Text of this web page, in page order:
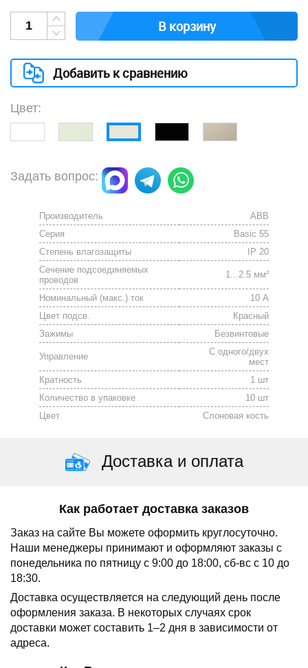
В корзину
Добавить к сравнению
Цвет:
Задать вопрос:
Производитель
ABB
Серия
Basic 55
Степень влагозащиты
IP 20
Сечение подсоединяемых
проводов
1...2.5 мм²
Номинальный (макс.) ток
10 А
Цвет подсв.
Красный
Зажимы
Безвинтовые
Управление
С одного/двух
мест
Кратность
1 шт
Количество в упаковке
10 шт
Цвет
Слоновая кость
Доставка и оплата
Как работает доставка заказов
Заказ на сайте Вы можете оформить круглосуточно.
Наши менеджеры принимают и оформляют заказы с
понедельника по пятницу с 9:00 до 18:00, сб-вс с 10 до
18:30.
Доставка осуществляется на следующий день после
оформления заказа. В некоторых случаях срок
доставки может составить 1–2 дня в зависимости от
адреса.